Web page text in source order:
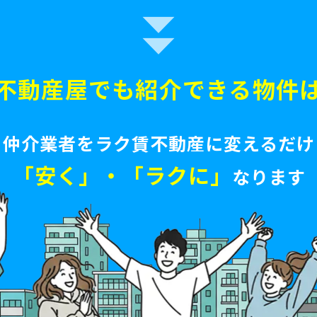
動産屋でも紹介できる物件
仲介業者をラク賃不動産に変えるだけ
「安く」・「ラクに」 なります